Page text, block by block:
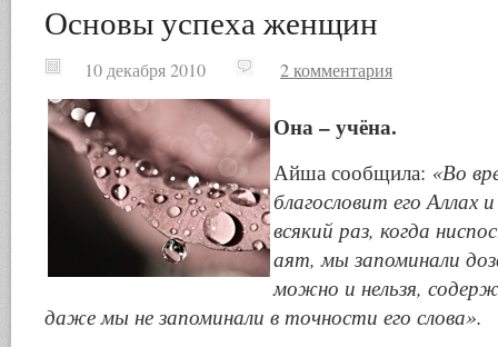
Основы успеха женщин
10 декабря 2010 2 комментария
Она – учёна.
Айша сообщила: «Во
благословит его Аллах
всякий раз, когда
аят, мы запоминали
можно и нельзя,
даже мы не запоминали в точности его слова».